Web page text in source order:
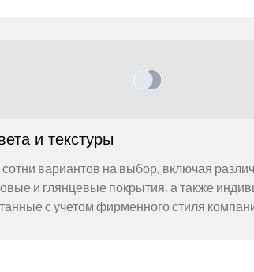
и текстуры
вариантов на выбор, включая
и глянцевые покрытия, а также
с учетом фирменного стиля